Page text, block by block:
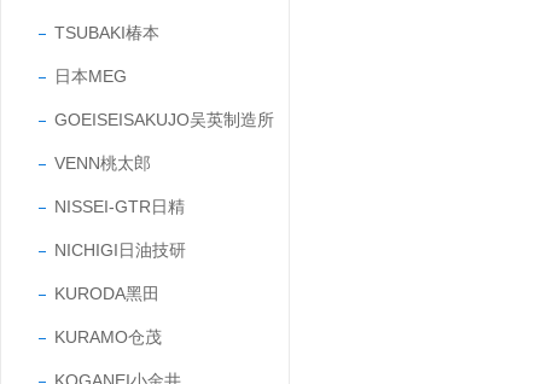
TSUBAKI椿本
日本MEG
GOEISEISAKUJO吴英制造所
VENN桃太郎
NISSEI-GTR日精
NICHIGI日油技研
KURODA黑田
KURAMO仓茂